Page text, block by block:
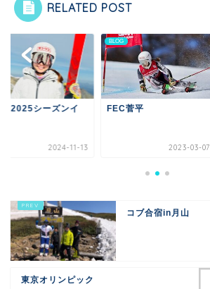
RELATED POST
2025シーズンイ
2024-11-13
BLOG
FEC菅平
2023-03-07
コブ合宿in月山
東京オリンピック